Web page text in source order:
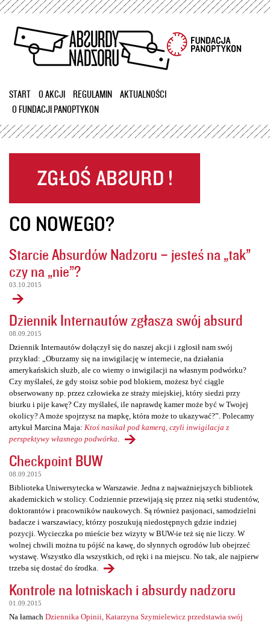
Przejdź
treści
START O AKCJI REGULAMIN
AKTUALNOŚCI
O FUNDACJI PANOPTYKON
CO NOWEGO?
Starcie Absurdów Nadzoru – jesteś na „tak”
czy na „nie”?
03.10.2015
Dziennik Internautów zgłasza swój absurd
08.09.2015
Dziennik Internautów dołączył się do naszej akcji i zgłosił nam swój
przykład: „Oburzamy się na inwigilację w internecie, na działania
amerykańskich służb, ale co wiemy o inwigilacji na własnym podwórku?
Czy myślałeś, że gdy stoisz sobie pod blokiem, możesz być ciągle
obserwowany np. przez człowieka ze straży miejskiej, który siedzi przy
biurku i pije kawę? Czy myślałeś, ile naprawdę kamer może być w Twojej
okolicy? A może spojrzysz na mapkę, która może to ukazywać?”. Polecamy
artykuł Marcina Maja: Ktoś nasikał pod kamerą, czyli inwigilacja z
perspektywy własnego podwórka
Checkpoint BUW
08.09.2015
Biblioteka Uniwersytecka w Warszawie. Jedna z najważniejszych bibliotek
akademickich w stolicy. Codziennie przewijają się przez nią setki studentów,
doktorantów i pracowników naukowych. Są również pasjonaci, samodzielni
badacze i warszawiacy, którzy poszukują niedostępnych gdzie indziej
pozycji. Wycieczka po mieście bez wizyty w BUW-ie też się nie liczy. W
wolnej chwili można tu pójść na kawę, do słynnych ogrodów lub obejrzeć
wystawę. Wszystko dla wszystkich, od ręki i na miejscu. No tak, ale najpierw
trzeba się dostać do środka.
Kontrole na lotniskach i absurdy nadzoru
01.09.2015
Na łamach Dziennika Opinii, Katarzyna Szymielewicz przedstawia swój